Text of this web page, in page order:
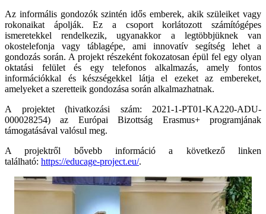
Az informális gondozók szintén idős emberek, akik szüleiket vagy
rokonaikat ápolják. Ez a csoport korlátozott számítógépes
ismeretekkel rendelkezik, ugyanakkor a legtöbbjüknek van
okostelefonja vagy táblagépe, ami innovatív segítség lehet a
gondozás során. A projekt részeként fokozatosan épül fel egy olyan
oktatási felület és egy telefonos alkalmazás, amely fontos
információkkal és készségekkel látja el ezeket az embereket,
amelyeket a szeretteik gondozása során alkalmazhatnak.
A projektet (hivatkozási szám: 2021-1-PT01-KA220-ADU-
000028254) az Európai Bizottság Erasmus+ programjának
támogatásával valósul meg.
A projektről bővebb információ a következő linken
található: https://educage-project.eu/.